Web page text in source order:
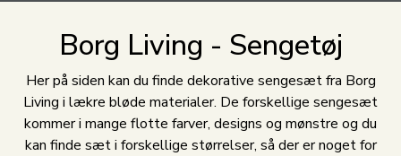
Borg Living - Sengetøj
Her på siden kan du finde dekorative sengesæt fra Borg
Living i lækre bløde materialer. De forskellige sengesæt
kommer i mange flotte farver, designs og mønstre og du
kan finde sæt i forskellige størrelser, så der er noget for